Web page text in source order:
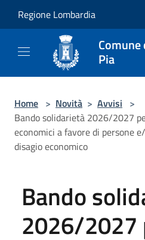
Regione Lombardia
Comune
Pia
Home > Novità > Avvisi >
Bando solidarietà 2026/2027
economici a favore di persone
disagio economico
Bando
2026/2027